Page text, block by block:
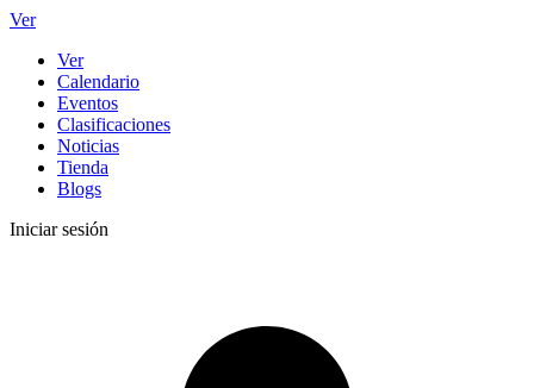
Ver
Ver
Calendario
Eventos
Clasificaciones
Noticias
Tienda
Blogs
Iniciar sesión